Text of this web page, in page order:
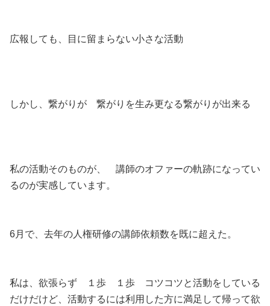
広報しても、目に留まらない小さな活動
しかし、繋がりが 繋がりを生み更なる繋がりが出来る
私の活動そのものが、 講師のオファーの軌跡になってい
るのが実感しています。
6月で、去年の人権研修の講師依頼数を既に超えた。
私は、欲張らず １歩 １歩 コツコツと活動をしている
だけだけど、活動するには利用した方に満足して帰って欲